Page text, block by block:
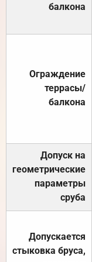
балкона
Ограждение
террасы/
балкона
Допуск на
геометрические
параметры
сруба
Допускается
стыковка бруса,